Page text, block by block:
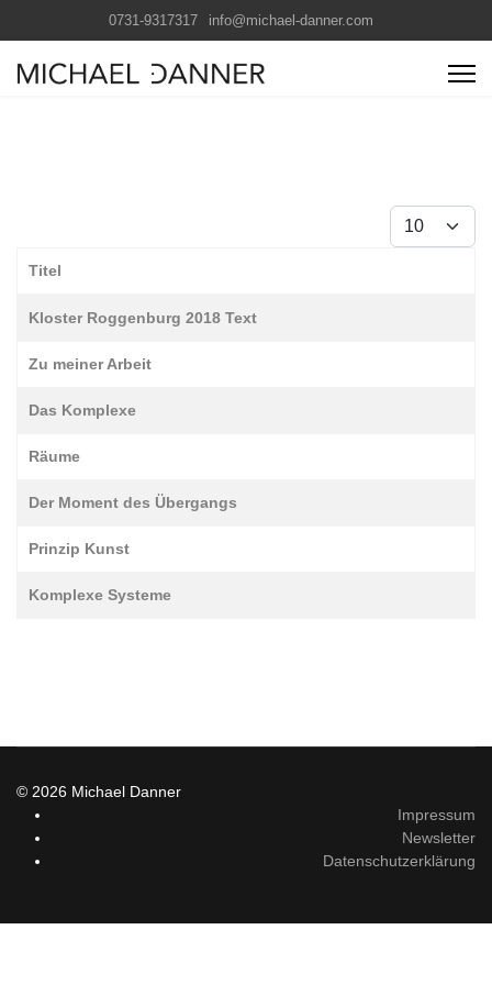
0731-9317317 info@michael-danner.com
Anzeige #
Titel
Kloster Roggenburg 2018 Text
Zu meiner Arbeit
Das Komplexe
Räume
Der Moment des Übergangs
Prinzip Kunst
Komplexe Systeme
© 2026 Michael Danner
Impressum
Newsletter
Datenschutzerklärung